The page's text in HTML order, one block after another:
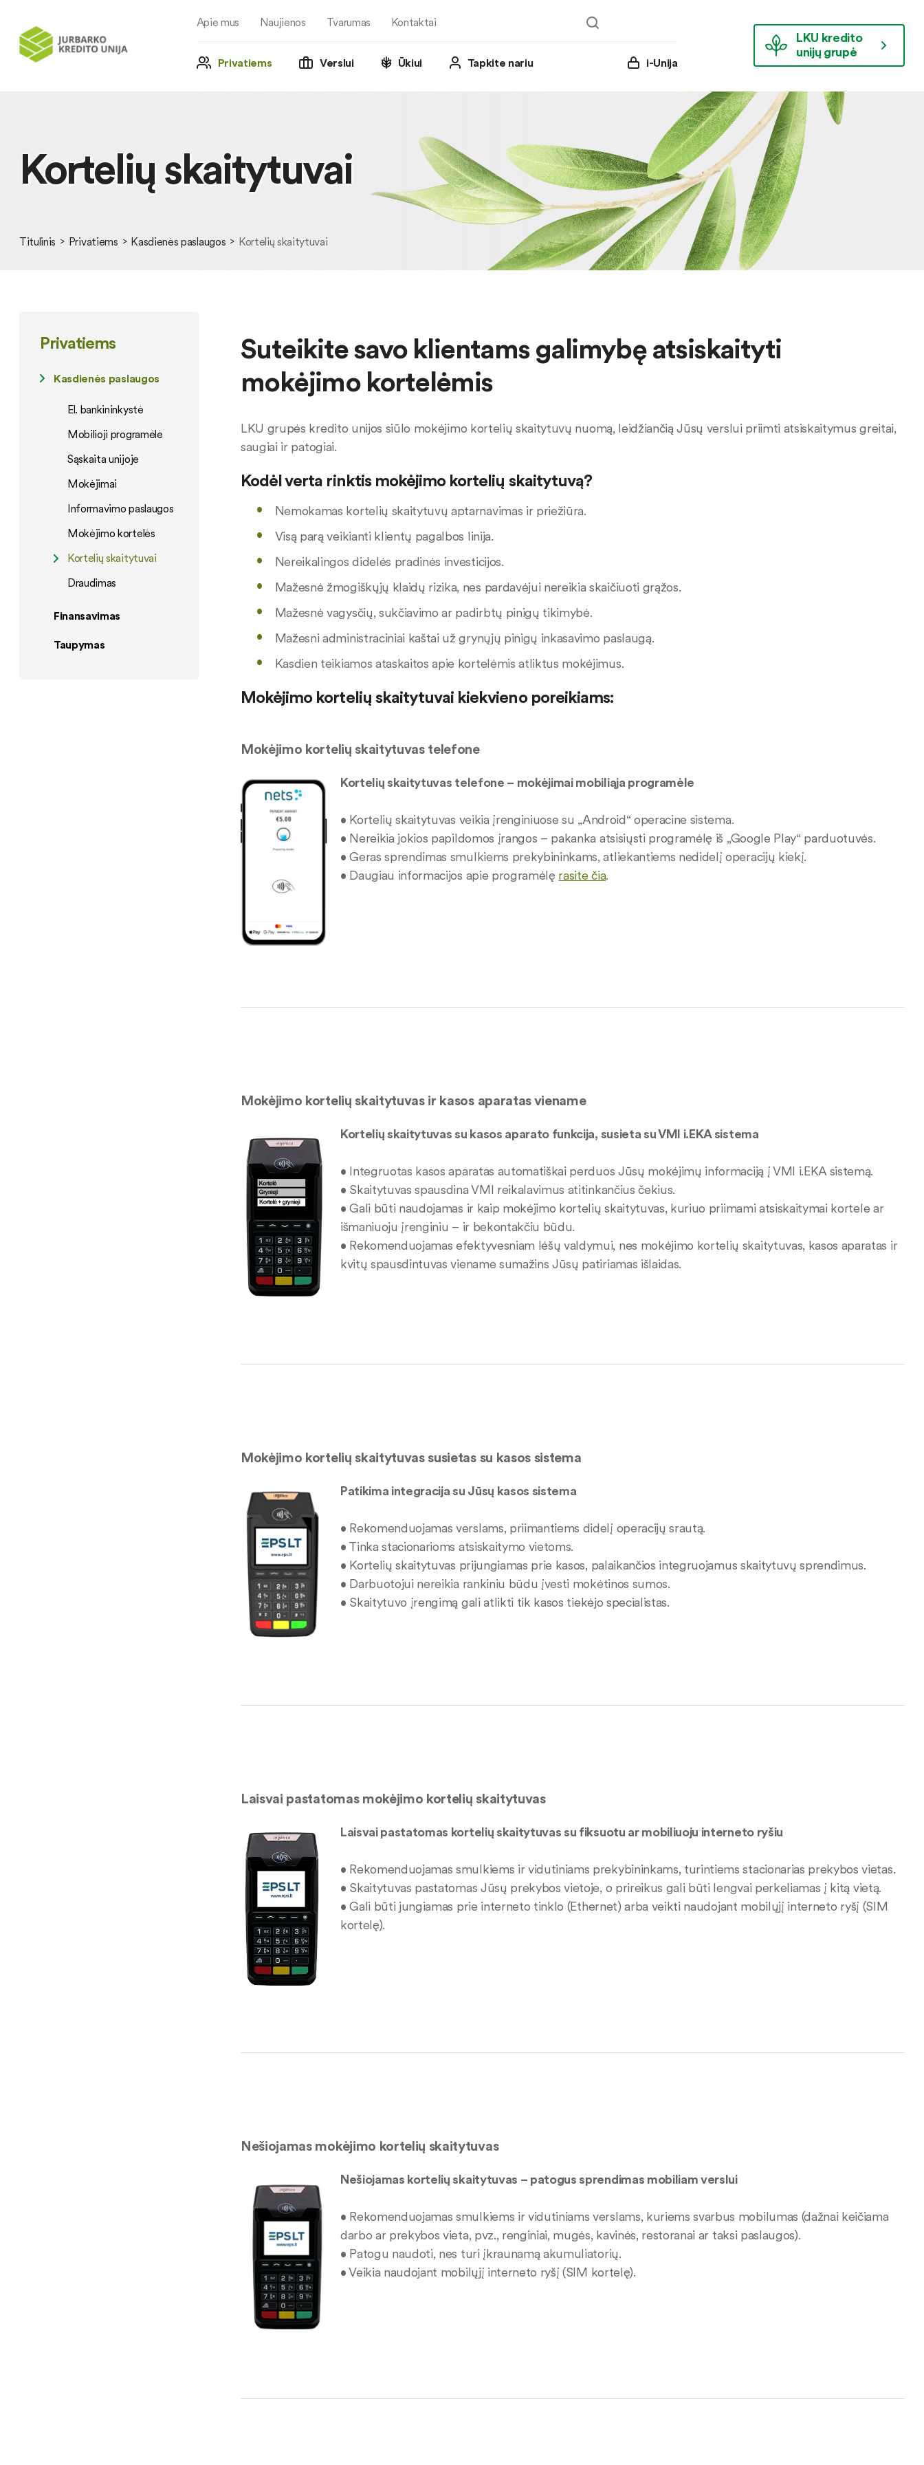
Apie mus Naujienos Tvarumas Kontaktai
Privatiems Verslui Ūkiui i-Unija
Tapkite nariu
LKU kredito
unijų grupė
Kortelių skaitytuvai
Titulinis Privatiems Kasdienės paslaugos Kortelių skaitytuvai
Privatiems
Kasdienės paslaugos
El. bankininkystė
Mobilioji programėlė
Sąskaita unijoje
Mokėjimai
Informavimo paslaugos
Mokėjimo kortelės
Kortelių skaitytuvai
Draudimas
Finansavimas
Taupymas
Suteikite savo klientams galimybę atsiskaityti
mokėjimo kortelėmis
LKU grupės kredito unijos siūlo mokėjimo kortelių skaitytuvų nuomą, leidžiančią Jūsų verslui priimti atsiskaitymus greitai,
saugiai ir patogiai.
Kodėl verta rinktis mokėjimo kortelių skaitytuvą?
Nemokamas kortelių skaitytuvų aptarnavimas ir priežiūra.
Visą parą veikianti klientų pagalbos linija.
Nereikalingos didelės pradinės investicijos.
Mažesnė žmogiškųjų klaidų rizika, nes pardavėjui nereikia skaičiuoti grąžos.
Mažesnė vagysčių, sukčiavimo ar padirbtų pinigų tikimybė.
Mažesni administraciniai kaštai už grynųjų pinigų inkasavimo paslaugą.
Kasdien teikiamos ataskaitos apie kortelėmis atliktus mokėjimus.
Mokėjimo kortelių skaitytuvai kiekvieno poreikiams:
Mokėjimo kortelių skaitytuvas telefone
Kortelių skaitytuvas telefone – mokėjimai mobiliąja programėle
• Kortelių skaitytuvas veikia įrenginiuose su „Android“ operacine sistema.
• Nereikia jokios papildomos įrangos – pakanka atsisiųsti programėlę iš „Google Play“ parduotuvės.
• Geras sprendimas smulkiems prekybininkams, atliekantiems nedidelį operacijų kiekį.
• Daugiau informacijos apie programėlę rasite čia.
Mokėjimo kortelių skaitytuvas ir kasos aparatas viename
Kortelių skaitytuvas su kasos aparato funkcija, susieta su VMI i.EKA sistema
• Integruotas kasos aparatas automatiškai perduos Jūsų mokėjimų informaciją į VMI i.EKA sistemą.
• Skaitytuvas spausdina VMI reikalavimus atitinkančius čekius.
• Gali būti naudojamas ir kaip mokėjimo kortelių skaitytuvas, kuriuo priimami atsiskaitymai kortele ar
išmaniuoju įrenginiu – ir bekontakčiu būdu.
• Rekomenduojamas efektyvesniam lėšų valdymui, nes mokėjimo kortelių skaitytuvas, kasos aparatas ir
kvitų spausdintuvas viename sumažins Jūsų patiriamas išlaidas.
Mokėjimo kortelių skaitytuvas susietas su kasos sistema
Patikima integracija su Jūsų kasos sistema
• Rekomenduojamas verslams, priimantiems didelį operacijų srautą.
• Tinka stacionarioms atsiskaitymo vietoms.
• Kortelių skaitytuvas prijungiamas prie kasos, palaikančios integruojamus skaitytuvų sprendimus.
• Darbuotojui nereikia rankiniu būdu įvesti mokėtinos sumos.
• Skaitytuvo įrengimą gali atlikti tik kasos tiekėjo specialistas.
Laisvai pastatomas mokėjimo kortelių skaitytuvas
Laisvai pastatomas kortelių skaitytuvas su fiksuotu ar mobiliuoju interneto ryšiu
• Rekomenduojamas smulkiems ir vidutiniams prekybininkams, turintiems stacionarias prekybos vietas.
• Skaitytuvas pastatomas Jūsų prekybos vietoje, o prireikus gali būti lengvai perkeliamas į kitą vietą.
• Gali būti jungiamas prie interneto tinklo (Ethernet) arba veikti naudojant mobilųjį interneto ryšį (SIM
kortelę).
Nešiojamas mokėjimo kortelių skaitytuvas
Nešiojamas kortelių skaitytuvas – patogus sprendimas mobiliam verslui
• Rekomenduojamas smulkiems ir vidutiniams verslams, kuriems svarbus mobilumas (dažnai keičiama
darbo ar prekybos vieta, pvz., renginiai, mugės, kavinės, restoranai ar taksi paslaugos).
• Patogu naudoti, nes turi įkraunamą akumuliatorių.
• Veikia naudojant mobilųjį interneto ryšį (SIM kortelę).